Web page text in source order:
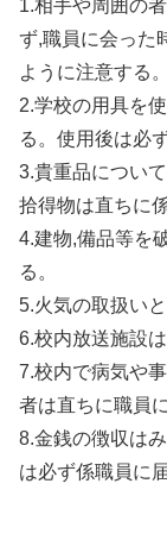
1.相手や周囲の
ず,職員に会った
ように注意する。
2.学校の用具を
る。使用後は必
3.貴重品につい
拾得物は直ちに
4.建物,備品等を
る。
5.火気の取扱い
6.校内放送施設
7.校内で病気や
者は直ちに職員
8.金銭の徴収は
は必ず係職員に